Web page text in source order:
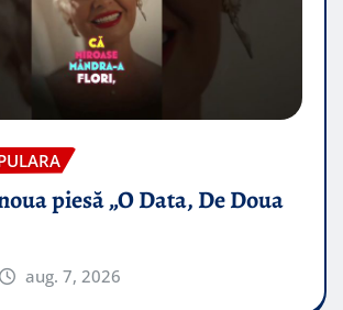
piesă „O Data, De Doua
aug. 7, 2026